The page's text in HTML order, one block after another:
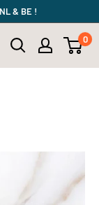
& BE !
0